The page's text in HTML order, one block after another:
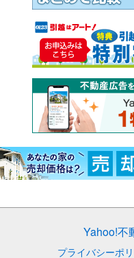
Yahoo!不
プライバシーポ